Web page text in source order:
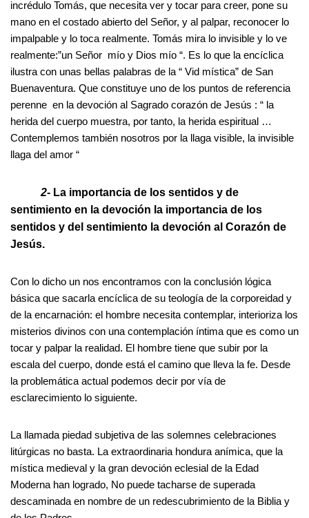
incrédulo Tomás, que necesita ver y tocar para creer, pone su
mano en el costado abierto del Señor, y al palpar, reconocer lo
impalpable y lo toca realmente. Tomás mira lo invisible y lo ve
realmente:”un Señor mío y Dios mío “. Es lo que la encíclica
ilustra con unas bellas palabras de la “ Vid mística” de San
Buenaventura. Que constituye uno de los puntos de referencia
perenne en la devoción al Sagrado corazón de Jesús : “ la
herida del cuerpo muestra, por tanto, la herida espiritual …
Contemplemos también nosotros por la llaga visible, la invisible
llaga del amor “
2- La importancia de los sentidos y de
sentimiento en la devoción la importancia de los
sentidos y del sentimiento la devoción al Corazón de
Jesús.
Con lo dicho un nos encontramos con la conclusión lógica
básica que sacarla encíclica de su teología de la corporeidad y
de la encarnación: el hombre necesita contemplar, interioriza los
misterios divinos con una contemplación íntima que es como un
tocar y palpar la realidad. El hombre tiene que subir por la
escala del cuerpo, donde está el camino que lleva la fe. Desde
la problemática actual podemos decir por vía de
esclarecimiento lo siguiente.
La llamada piedad subjetiva de las solemnes celebraciones
litúrgicas no basta. La extraordinaria hondura anímica, que la
mística medieval y la gran devoción eclesial de la Edad
Moderna han logrado, No puede tacharse de superada
descaminada en nombre de un redescubrimiento de la Biblia y